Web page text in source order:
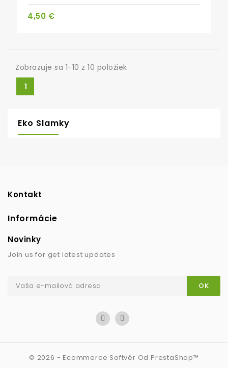
Cena
4,50 €
Zobrazuje sa 1-10 z 10 položiek
1
Eko Slamky
Kontakt
Informácie
Novinky
Join us for get latest updates
© 2026 - Ecommerce Softvér Od PrestaShop™